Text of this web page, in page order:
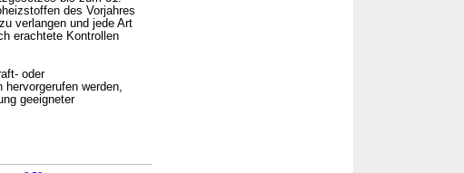
des Vorjahres
verlangen und jede Art
erachtete Kontrollen
oder
werden,
geeigneter